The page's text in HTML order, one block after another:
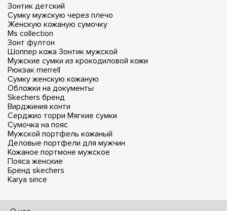
Зонтик детский
Сумку мужскую через плечо
Женскую кожаную сумочку
Ms collection
Зонт фултон
Шоппер кожа Зонтик мужской
Мужские сумки из крокодиловой кожи
Рюкзак merrell
Сумку женскую кожаную
Обложки на документы
Skechers бренд
Вирджиния конти
Серджио торри Мягкие сумки
Сумочка на пояс
Мужской портфель кожаный
Деловые портфели для мужчин
Кожаное портмоне мужское
Пояса женские
Бренд skechers
Karya since